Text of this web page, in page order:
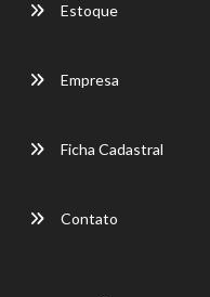
Estoque
Empresa
Ficha Cadastral
Contato